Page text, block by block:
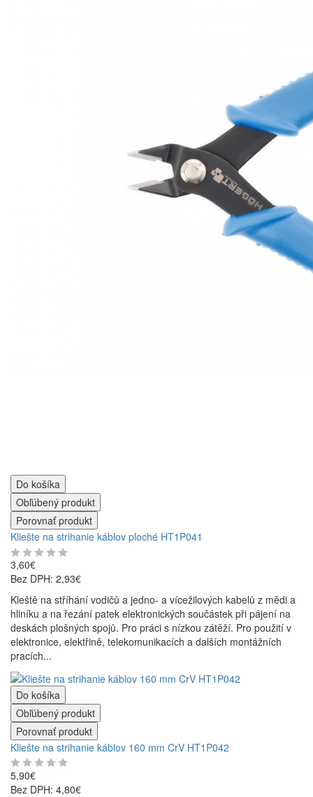
Do košíka
Obľúbený produkt
Porovnať produkt
Kliešte na strihanie káblov ploché HT1P041
3,60€
Bez DPH: 2,93€
Kleště na stříhání vodičů a jedno- a vícežilových kabelů z mědi a
hliníku a na řezání patek elektronických součástek při pájení na
deskách plošných spojů. Pro práci s nízkou zátěží. Pro použití v
elektronice, elektřině, telekomunikacích a dalších montážních
pracích...
Do košíka
Obľúbený produkt
Porovnať produkt
Kliešte na strihanie káblov 160 mm CrV HT1P042
5,90€
Bez DPH: 4,80€